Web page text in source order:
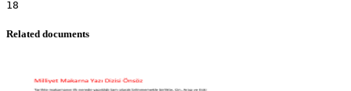
Related documents